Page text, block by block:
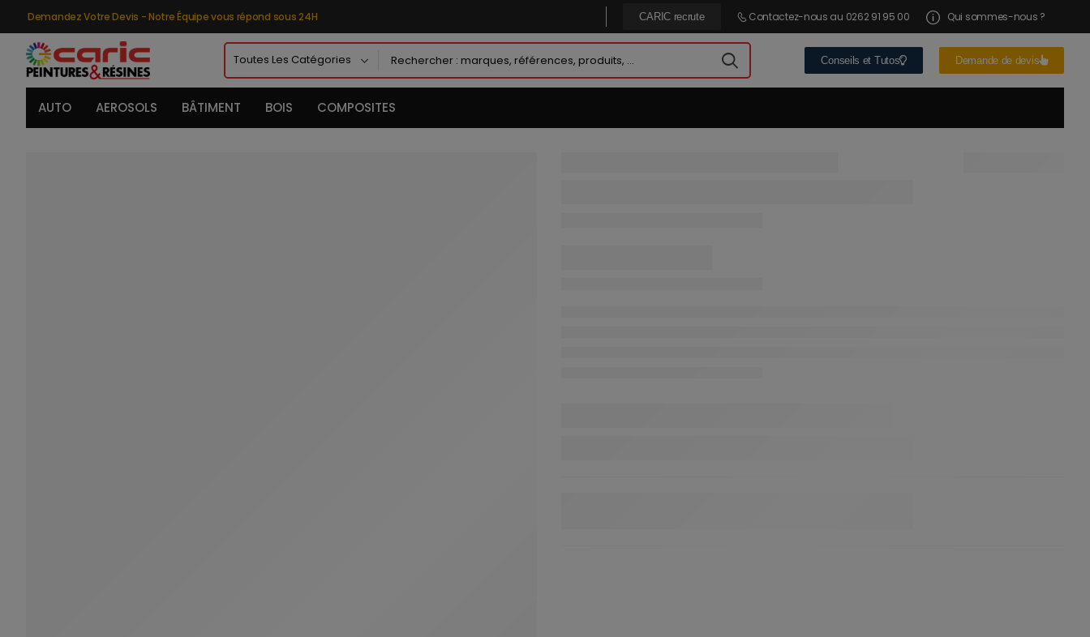
Demandez Votre Devis - Notre Équipe vous répond sous 24H CARIC recrute Contactez-nous au 0262 91 95 00 Qui sommes-nous ?
Conseils et Tutos Demande de devis
AUTO AEROSOLS BÂTIMENT BOIS COMPOSITES